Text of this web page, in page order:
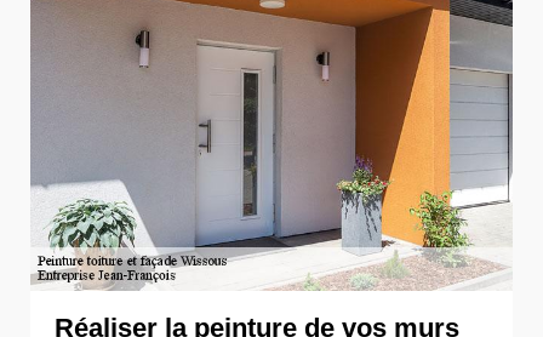
Réaliser la peinture de vos murs